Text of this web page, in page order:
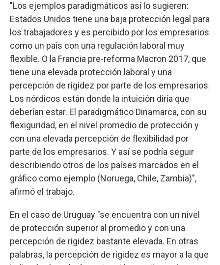
"Los ejemplos paradigmáticos así lo sugieren:
Estados Unidos tiene una baja protección legal para
los trabajadores y es percibido por los empresarios
como un país con una regulación laboral muy
flexible. O la Francia pre-reforma Macron 2017, que
tiene una elevada protección laboral y una
percepción de rigidez por parte de los empresarios.
Los nórdicos están donde la intuición diría que
deberían estar. El paradigmático Dinamarca, con su
flexiguridad, en el nivel promedio de protección y
con una elevada percepción de flexibilidad por
parte de los empresarios. Y así se podría seguir
describiendo otros de los países marcados en el
gráfico como ejemplo (Noruega, Chile, Zambia)",
afirmó el trabajo.
En el caso de Uruguay "se encuentra con un nivel
de protección superior al promedio y con una
percepción de rigidez bastante elevada. En otras
palabras, la percepción de rigidez es mayor a la que